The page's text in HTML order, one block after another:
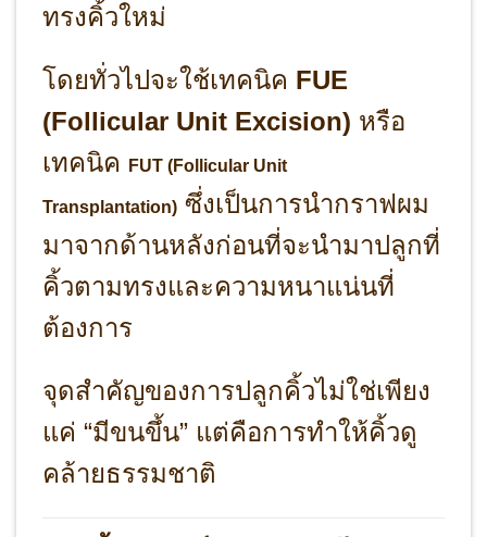
ทรงคิ้วใหม่
โดยทั่วไปจะใช้เทคนิค FUE
(Follicular Unit Excision) หรือ
เทคนิค
FUT (Follicular Unit
Transplantation)ซึ่งเป็นการนำกราฟผม
มาจากด้านหลังก่อนที่จะนำมาปลูกที่
คิ้วตามทรงและความหนาแน่นที่
ต้องการ
จุดสำคัญของการปลูกคิ้วไม่ใช่เพียง
แค่ “มีขนขึ้น” แต่คือการทำให้คิ้วดู
คล้ายธรรมชาติ